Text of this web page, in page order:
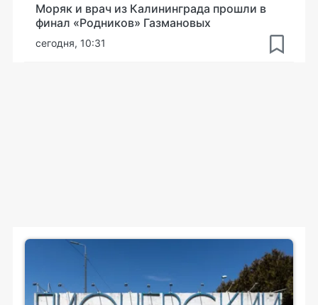
Моряк и врач из Калининграда прошли в
финал «Родников» Газмановых
сегодня, 10:31